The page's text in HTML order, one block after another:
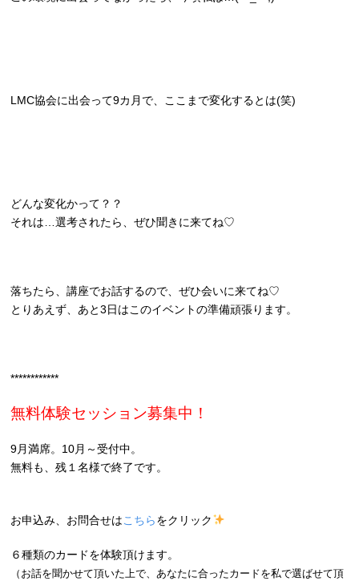
LMC協会に出会って9カ月で、ここまで変化するとは(笑)
どんな変化かって？？
それは…選考されたら、ぜひ聞きに来てね♡
落ちたら、講座でお話するので、ぜひ会いに来てね♡
とりあえず、あと3日はこのイベントの準備頑張ります。
************
無料体験セッション募集中！
9月満席。10月～受付中。
無料も、残１名様で終了です。
お申込み、お問合せはこちらをクリック
６種類のカードを体験頂けます。
（お話を聞かせて頂いた上で、あなたに合ったカードを私で選ばせて頂